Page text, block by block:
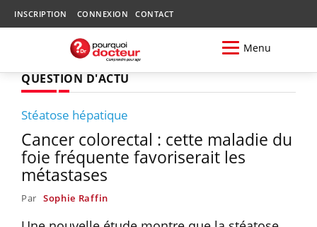
INSCRIPTION CONNEXION CONTACT
Menu
QUESTION D'ACTU
Stéatose hépatique
Cancer colorectal : cette maladie du
foie fréquente favoriserait les
métastases
Par Sophie Raffin